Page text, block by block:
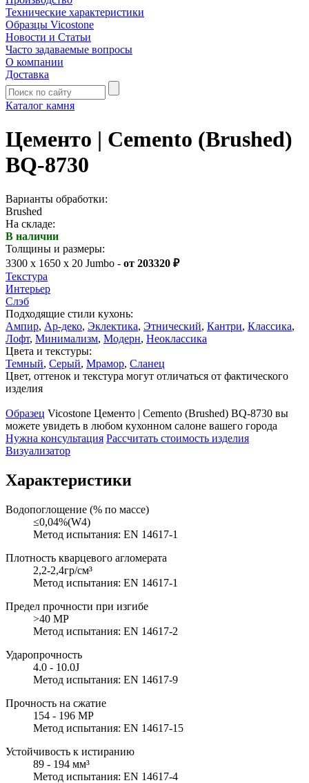
Технические характеристики
Образцы Vicostone
Новости и Статьи
Часто задаваемые вопросы
О компании
Доставка
Каталог камня
Цементо | Cemento (Brushed)
BQ-8730
Варианты обработки:
Brushed
На складе:
В наличии
Толщины и размеры:
3300 x 1650 x 20 Jumbo - от 203320 ₽
Текстура
Интерьер
Слэб
Подходящие стили кухонь:
Ампир, Ар-деко, Эклектика, Этнический, Кантри, Классика,
Лофт, Минимализм, Модерн, Неоклассика
Цвета и текстуры:
Темный, Серый, Мрамор, Сланец
Цвет, оттенок и текстура могут отличаться от фактического
изделия
Образец Vicostone Цементо | Cemento (Brushed) BQ-8730 вы
можете увидеть в любом кухонном салоне вашего города
Нужна консультация Рассчитать стоимость изделия
Визуализатор
Характеристики
Водопоглощение (% по массе)
≤0,04%(W4)
Метод испытания: EN 14617-1
Плотность кварцевого агломерата
2,2-2,4гр/см³
Метод испытания: EN 14617-1
Предел прочности при изгибе
>40 MP
Метод испытания: EN 14617-2
Ударопрочность
4.0 - 10.0J
Метод испытания: EN 14617-9
Прочность на сжатие
154 - 196 MP
Метод испытания: EN 14617-15
Устойчивость к истиранию
89 - 194 мм³
Метод испытания: EN 14617-4